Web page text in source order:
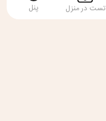
تست در منزل پنل